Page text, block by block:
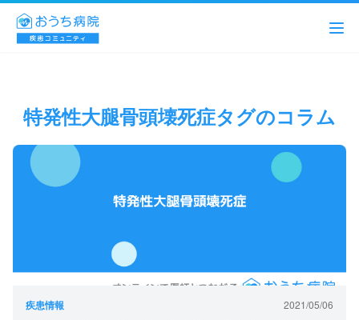
特発性大腿骨頭壊死症タグのコラム
疾患情報 2021/05/06